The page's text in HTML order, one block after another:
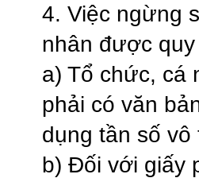
4. Việc ngừng
nhân được
a) Tổ chức, cá
phải có văn
dụng tần số vô
b) Đối với giấy